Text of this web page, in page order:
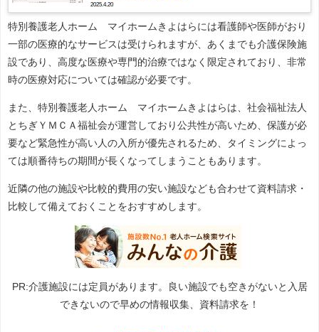
2025.4.20
特別養護老人ホーム マイホームきよはらには看護師や医師がおり
一部の医療的なサービスは受けられますが、あくまでも介護保険施
設であり、高度な医療や専門的治療ではなく限定されており、非常
時の医療対応については確認が必要です。
また、特別養護老人ホーム マイホームきよはらは、社会福祉法人
とちぎＹＭＣＡ福祉会が運営しており公共性が高いため、保護が必
要など緊急性が高い人の入所が優先されるため、タイミングによっ
ては順番待ちの期間が長くなってしまうこともあります。
近隣の他の施設や比較的費用の安い施設なども合わせて資料請求・
比較して備えておくことをおすすめします。
PR:介護施設には定員があります。良い施設でも空きがないと入居
できないので早めの情報収集、資料請求を！